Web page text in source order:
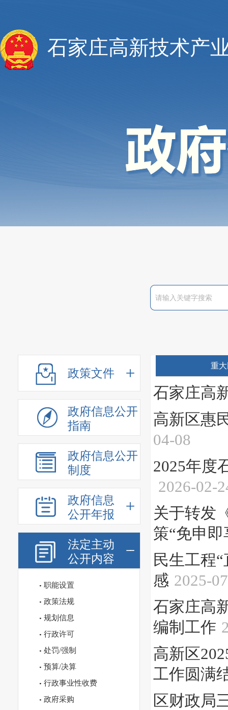
石家庄高新技术产
政策文件
政府信息公开
指南
政府信息公开
制度
政府信息
公开年报
法定主动
公开内容
职能设置
政策法规
规划信息
行政许可
处罚/强制
预算/决算
行政事业性收费
政府采购
重
石家庄高
高新区惠
04-08
2025年度
2026-02-
关于转发
策“免申
民生工程
感 2025-
石家庄高
编制工作
高新区
工作圆满
区财政局